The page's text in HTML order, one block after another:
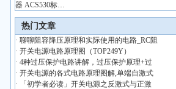
器 ACS530标…
热门文章
· 聊聊阻容降压原理和实际使用的电路_RC阻
· 开关电源电路原理图（TOP249Y）
· 4种过压保护电路讲解，过压保护原理+过
· 开关电源的各式电路原理图解,单端自激式
·
「初学者必读」开关电源之反激式与正激